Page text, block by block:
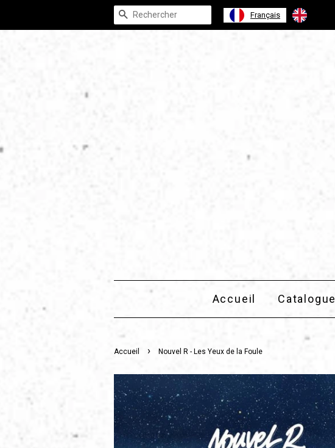
Recherche Français
Accueil Catalogue
Accueil › Nouvel R - Les Yeux de la Foule